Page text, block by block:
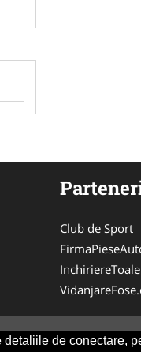
de conectare,
Club de Sport
& Tokaido Consult